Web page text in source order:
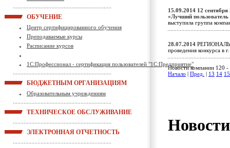
ОБУЧЕНИЕ
Центр сертифицированного обучения
Преподаваемые курсы
Расписание курсов
1С:Профессионал - сертификация пользователей "1С:Предприятие"
БЮДЖЕТНЫМ ОРГАНИЗАЦИЯМ
Образовательным учреждениям
ТЕХНИЧЕСКОЕ ОБСЛУЖИВАНИЕ
ЭЛЕКТРОННАЯ ОТЧЕТНОСТЬ
15.09.2014 12 сентября
«Лучший
выступила группа
28.07.2014
проведения конкурса в
Новости компании 120 -
Начало
Пред. 13 14 15